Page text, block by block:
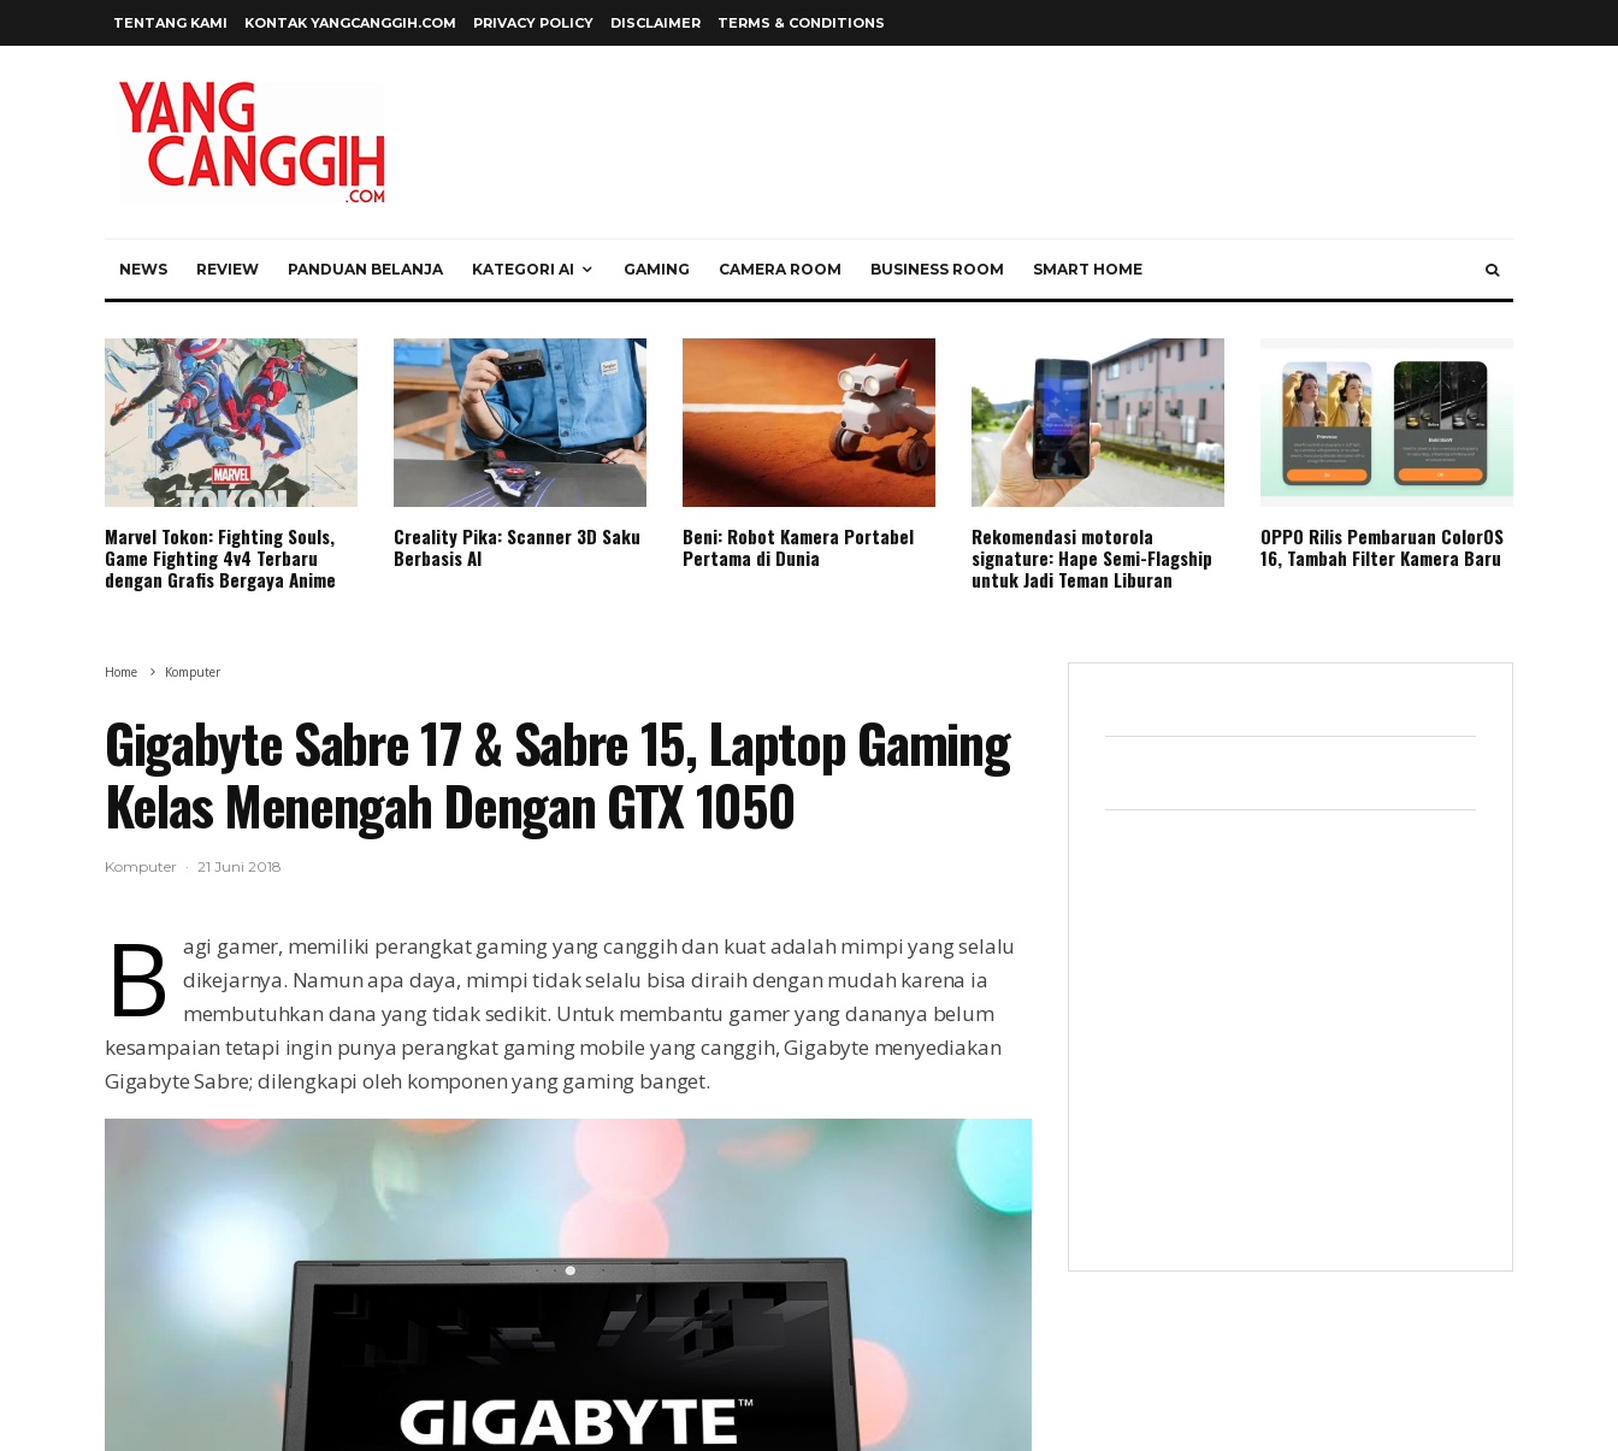
TENTANG KAMI KONTAK YANGCANGGIH.COM PRIVACY POLICY DISCLAIMER TERMS & CONDITIONS
NEWS REVIEW PANDUAN BELANJA KATEGORI AI GAMING CAMERA ROOM BUSINESS ROOM SMART HOME
Marvel Tokon: Fighting Souls,
Game Fighting 4v4 Terbaru
dengan Grafis Bergaya Anime
Creality Pika: Scanner 3D Saku
Berbasis AI
Beni: Robot Kamera Portabel
Pertama di Dunia
Rekomendasi motorola
signature: Hape Semi-Flagship
untuk Jadi Teman Liburan
OPPO Rilis Pembaruan ColorOS
16, Tambah Filter Kamera Baru
Home Komputer
Gigabyte Sabre 17 & Sabre 15, Laptop Gaming
Kelas Menengah Dengan GTX 1050
Komputer · 21 Juni 2018
B
agi gamer, memiliki perangkat gaming yang canggih dan kuat adalah mimpi yang selalu
dikejarnya. Namun apa daya, mimpi tidak selalu bisa diraih dengan mudah karena ia
membutuhkan dana yang tidak sedikit. Untuk membantu gamer yang dananya belum
kesampaian tetapi ingin punya perangkat gaming mobile yang canggih, Gigabyte menyediakan
Gigabyte Sabre; dilengkapi oleh komponen yang gaming banget.